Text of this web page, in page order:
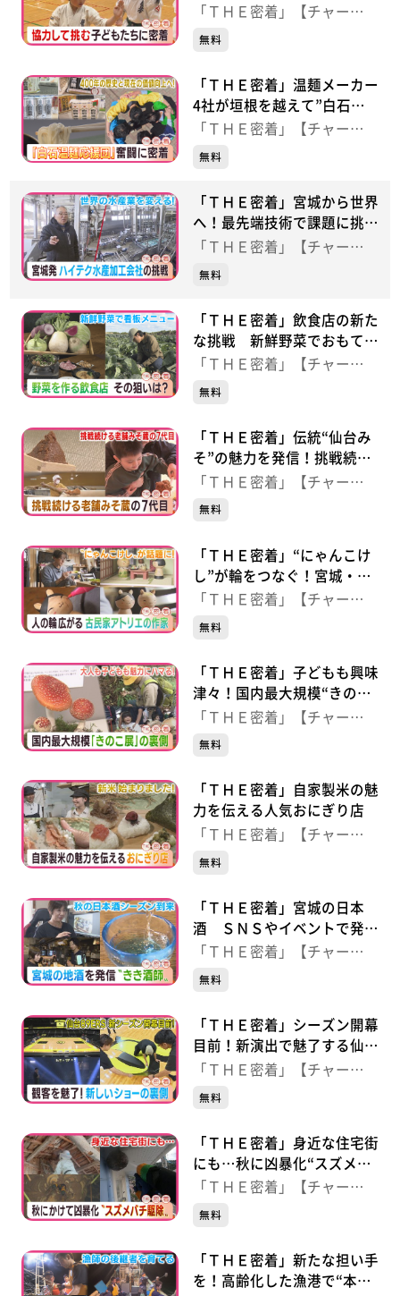
子どもたちに密着
「ＴＨＥ密着」【チャー
ジ！】
無料
「ＴＨＥ密着」温麺メーカー
4社が垣根を越えて”白石温
麺応援団”を結成！
「ＴＨＥ密着」【チャー
ジ！】
無料
「ＴＨＥ密着」宮城から世界
へ！最先端技術で課題に挑む
水産加工会社
「ＴＨＥ密着」【チャー
ジ！】
無料
「ＴＨＥ密着」飲食店の新た
な挑戦 新鮮野菜でおもてな
し！自社農園で栽培に挑戦
「ＴＨＥ密着」【チャー
ジ！】
無料
「ＴＨＥ密着」伝統“仙台み
そ”の魅力を発信！挑戦続け
る老舗の７代目
「ＴＨＥ密着」【チャー
ジ！】
無料
「ＴＨＥ密着」“にゃんこけ
し”が輪をつなぐ！宮城・大
河原町の木工職人
「ＴＨＥ密着」【チャー
ジ！】
無料
「ＴＨＥ密着」子どもも興味
津々！国内最大規模“きのこ
展”裏側
「ＴＨＥ密着」【チャー
ジ！】
無料
「ＴＨＥ密着」自家製米の魅
力を伝える人気おにぎり店
「ＴＨＥ密着」【チャー
ジ！】
無料
「ＴＨＥ密着」宮城の日本
酒 ＳＮＳやイベントで発
信“きき酒師”
「ＴＨＥ密着」【チャー
ジ！】
無料
「ＴＨＥ密着」シーズン開幕
目前！新演出で魅了する仙台
８９ＥＲＳの舞台裏
「ＴＨＥ密着」【チャー
ジ！】
無料
「ＴＨＥ密着」身近な住宅街
にも…秋に凶暴化“スズメバ
チ駆除”の現場
「ＴＨＥ密着」【チャー
ジ！】
無料
「ＴＨＥ密着」新たな担い手
を！高齢化した漁港で“本気